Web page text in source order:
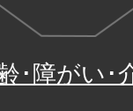
･障がい･